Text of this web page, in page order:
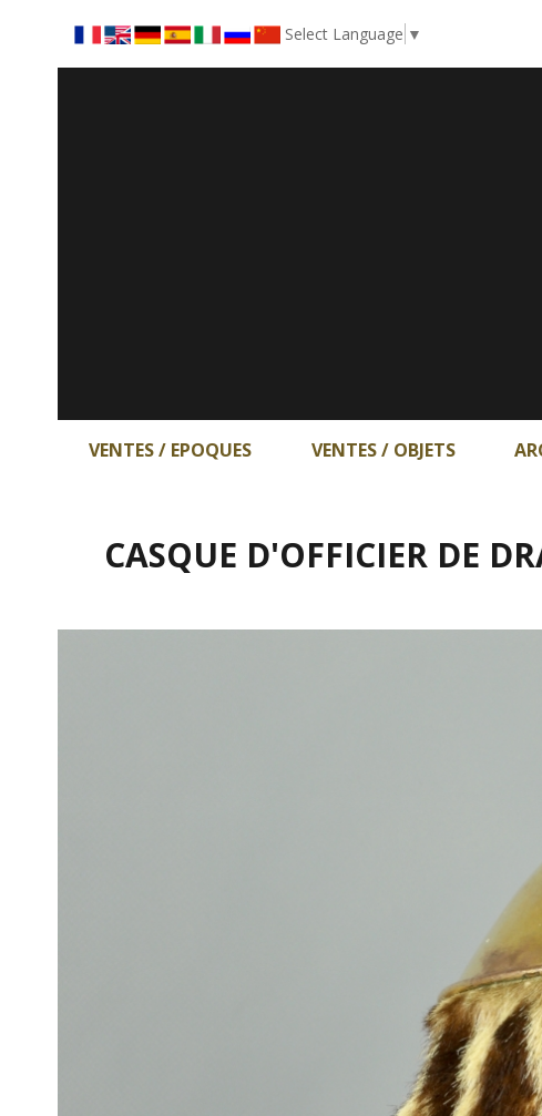
Select Language ▼
VENTES / EPOQUES VENTES / OBJETS
CASQUE D'OFFICIER DE